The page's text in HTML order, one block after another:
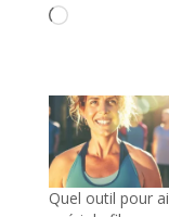
Chargement…
Quel outil pour